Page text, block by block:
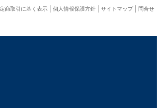
問合せ
サイトマップ
個人情報保護方針
商取引に基く表示